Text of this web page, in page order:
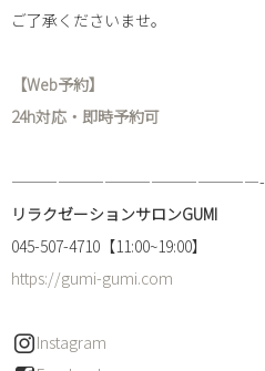
ご了承くださいませ。
【Web予約】
24h対応・即時予約可
————————————————-
リラクゼーションサロンGUMI
045-507-4710【11:00~19:00】
https://gumi-gumi.com
Instagram